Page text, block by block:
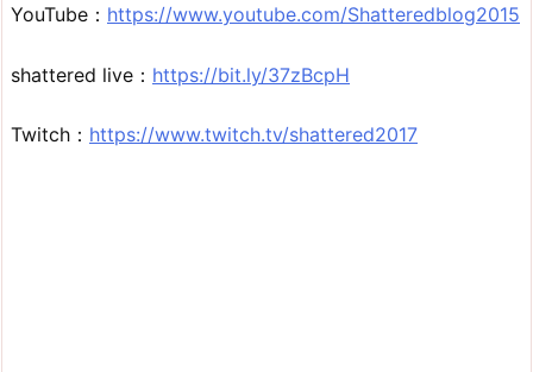
YouTube： https://www.youtube.com/Shatteredblog2015
shattered live： https://bit.ly/37zBcpH
Twitch： https://www.twitch.tv/shattered2017